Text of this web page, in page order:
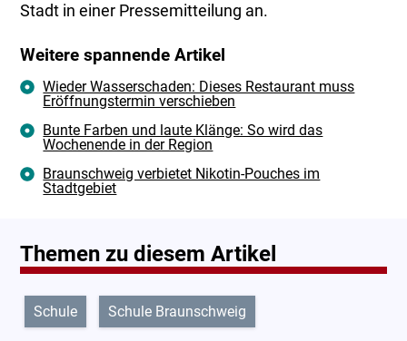
Stadt in einer Pressemitteilung an.
Weitere spannende Artikel
Wieder Wasserschaden: Dieses Restaurant muss
Eröffnungstermin verschieben
Bunte Farben und laute Klänge: So wird das
Wochenende in der Region
Braunschweig verbietet Nikotin-Pouches im
Stadtgebiet
Themen zu diesem Artikel
Schule Schule Braunschweig